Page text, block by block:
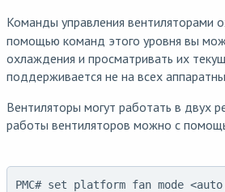
Команды управления вентиляторами
помощью команд этого уровня вы
охлаждения и просматривать их
поддерживается не на всех
Вентиляторы могут работать в двух
работы вентиляторов можно с
PMC# set platform fan mode